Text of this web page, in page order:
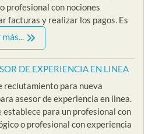
profesional con nociones
facturas y realizar los pagos. Es
DE EXPERIENCIA EN LINEA
reclutamiento para nueva
asesor de experiencia en linea.
para un profesional con
o profesional con experiencia